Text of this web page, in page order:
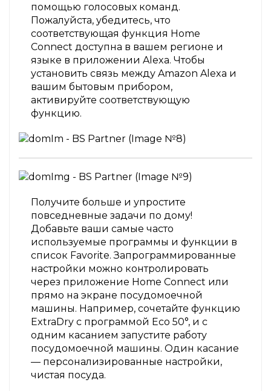
помощью голосовых команд.
Пожалуйста, убедитесь, что
соответствующая функция Home
Connect доступна в вашем регионе и
языке в приложении Alexa. Чтобы
установить связь между Amazon Alexa и
вашим бытовым прибором,
активируйте соответствующую
функцию.
Получите больше и упростите
повседневные задачи по дому!
Добавьте ваши самые часто
используемые программы и функции в
список Favorite. Запрограммированные
настройки можно контролировать
через приложение Home Connect или
прямо на экране посудомоечной
машины. Например, сочетайте функцию
ExtraDry с программой Eco 50°, и с
одним касанием запустите работу
посудомоечной машины. Один касание
— персонализированные настройки,
чистая посуда.